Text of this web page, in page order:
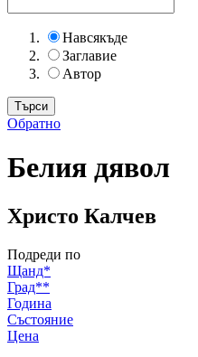
Навсякъде
Заглавие
Автор
Обратно
Белия дявол
Христо Калчев
Подреди по
Щанд*
Град**
Година
Състояние
Цена